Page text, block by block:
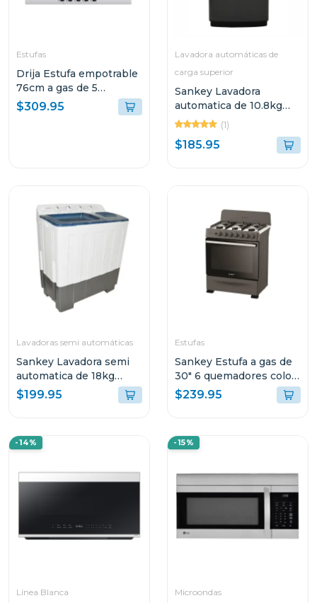
Estufas
Drija Estufa empotrable
76cm a gas de 5
quemadores ferrara 76
$309.95
Lavadora automáticas de
carga superior
Sankey Lavadora
automatica de 10.8kg
wma1090(1)
$185.95
Lavadoras semi automáticas
Sankey Lavadora semi
automatica de 18kg
blanca wm1867
$199.95
Estufas
Sankey Estufa a gas de
30" 6 quemadores color
negra
$239.95
-14%
Línea Blanca
-15%
Microondas